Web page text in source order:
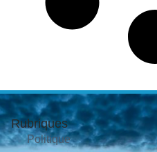
Rubriques
Politique